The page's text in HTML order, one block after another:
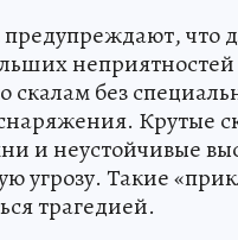
предупреждают, что
скалам без
Крутые
и неустойчивые
угрозу. Такие
трагедией.